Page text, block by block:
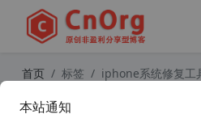
首页 标签 iphone系统修复工
本站通知